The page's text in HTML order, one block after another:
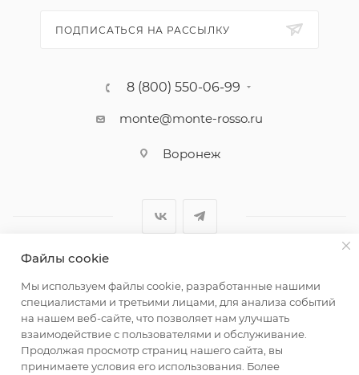
ПОДПИСАТЬСЯ НА РАССЫЛКУ
8 (800) 550-06-99
monte@monte-rosso.ru
Воронеж
женщин
Файлы cookie
Мы используем файлы cookie, разработанные нашими
специалистами и третьими лицами, для анализа событий
на нашем веб-сайте, что позволяет нам улучшать
взаимодействие с пользователями и обслуживание.
Продолжая просмотр страниц нашего сайта, вы
принимаете условия его использования. Более